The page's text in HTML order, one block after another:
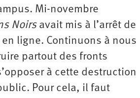
Mi-novembre
Noirs avait mis à l’arrêt de
ligne. Continuons à nous
partout des fronts
à cette destruction
Pour cela, il faut